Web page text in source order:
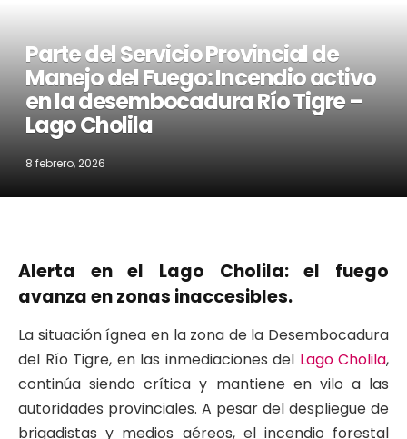
Parte del Servicio Provincial de
Manejo del Fuego: Incendio activo
en la desembocadura Río Tigre –
Lago Cholila
8 febrero, 2026
Alerta en el Lago Cholila: el fuego
avanza en zonas inaccesibles.
La situación ígnea en la zona de la Desembocadura
del Río Tigre, en las inmediaciones del Lago Cholila,
continúa siendo crítica y mantiene en vilo a las
autoridades provinciales. A pesar del despliegue de
brigadistas y medios aéreos, el incendio forestal